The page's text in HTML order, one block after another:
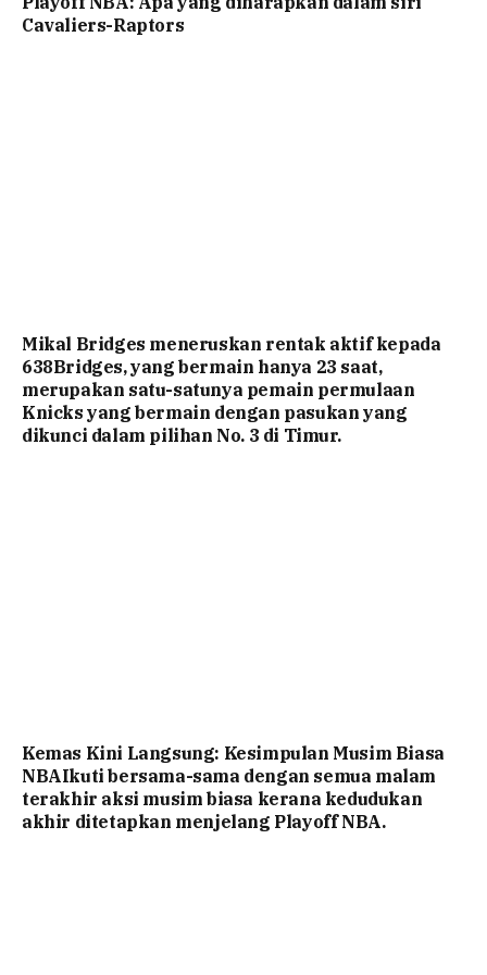
Cavaliers-Raptors
Mikal Bridges meneruskan rentak aktif kepada
638Bridges, yang bermain hanya 23 saat,
merupakan satu-satunya pemain permulaan
Knicks yang bermain dengan pasukan yang
dikunci dalam pilihan No. 3 di Timur.
Kemas Kini Langsung: Kesimpulan Musim Biasa
NBAIkuti bersama-sama dengan semua malam
terakhir aksi musim biasa kerana kedudukan
akhir ditetapkan menjelang Playoff NBA.